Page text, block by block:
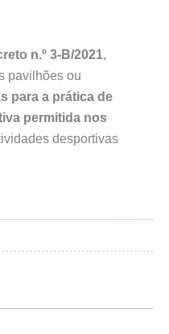
n.º 3-B/2021,
pavilhões ou
para a prática de
permitida nos
desportivas